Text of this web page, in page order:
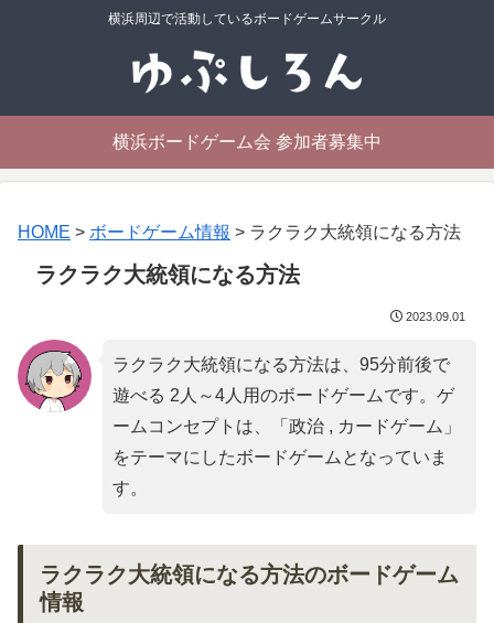
横浜周辺で活動しているボードゲームサークル
横浜ボードゲーム会 参加者募集中
HOME > ボードゲーム情報 > ラクラク大統領になる方法
ラクラク大統領になる方法
2023.09.01
ラクラク大統領になる方法は、95分前後で
遊べる 2人～4人用のボードゲームです。ゲ
ームコンセプトは、「 政治 , カードゲーム 」
をテーマにしたボードゲームとなっていま
す。
ラクラク大統領になる方法のボードゲーム
情報